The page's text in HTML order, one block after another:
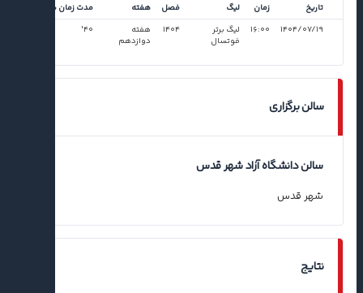
تاریخ زمان لیگ فصل هفته
مدت زمان بازی
۱۴۰۴/۰۷/۱۹
۱۶:۰۰
لیگ برتر
فوتسال
۱۴۰۴
هفته
دوازدهم
۴۰'
سالن برگزاری
سالن دانشگاه آزاد شهر قدس
شهر قدس
نتایج